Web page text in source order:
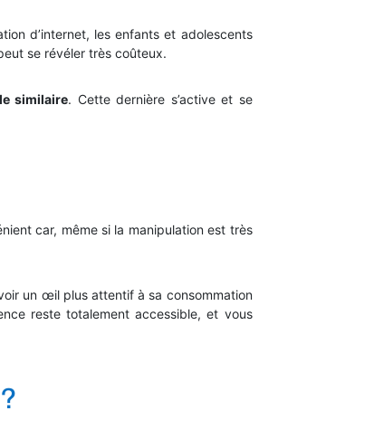
d’internet, les enfants et adolescents
se révéler très coûteux.
similaire. Cette dernière s’active et se
car, même si la manipulation est très
un œil plus attentif à sa consommation
reste totalement accessible, et vous